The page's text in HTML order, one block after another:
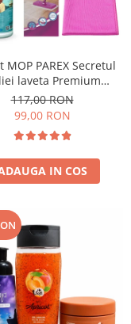
MOP PAREX Secretul
laveta Premium
Microfibra
117,00 RON
99,00 RON
IN COS